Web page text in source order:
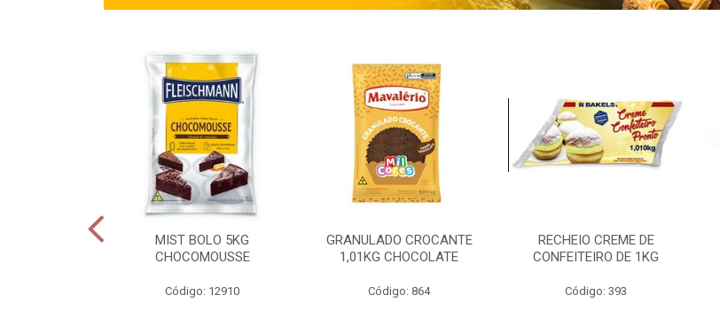
MIST BOLO 5KG
CHOCOMOUSSE
Código: 12910
GRANULADO CROCANTE
1,01KG CHOCOLATE
Código: 864
RECHEIO CREME DE
CONFEITEIRO DE 1KG
Código: 393